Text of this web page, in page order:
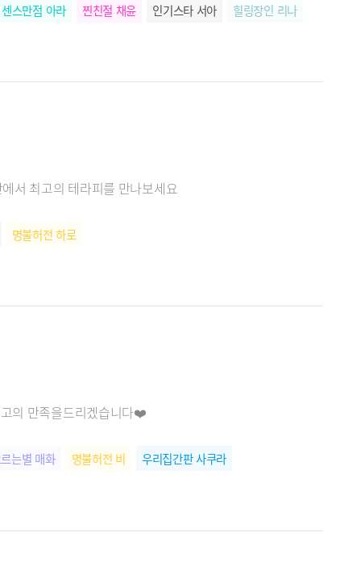
센스만점 아라 찐친절 채윤 인기스타 서아 힐링장인 리나
서 최고의 테라피를 만나보세요
명불허전 하로
의 만족을드리겠습니다❤️
는별 매화 명불허전 비
우리집간판 사쿠라